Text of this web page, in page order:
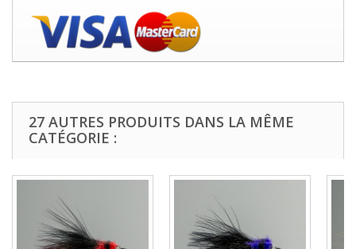
27 AUTRES PRODUITS DANS LA MÊME
CATÉGORIE :